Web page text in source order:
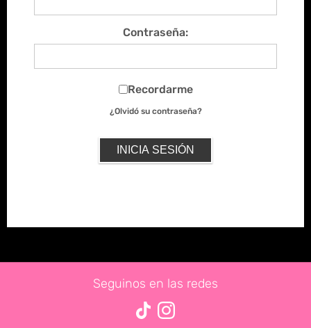
Contraseña:
Recordarme
¿Olvidó su contraseña?
Seguinos en las redes